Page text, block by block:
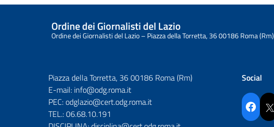
Ordine dei Giornalisti del Lazio
Ordine dei Giornalisti del Lazio – Piazza della Torretta, 36 00186 Roma (Rm)
Piazza della Torretta, 36 00186 Roma (Rm)
E-mail: info@odg.roma.it
PEC:odglazio@cert.odg.roma.it
TEL.:06.68.10.191
Social
Facebook Twitter